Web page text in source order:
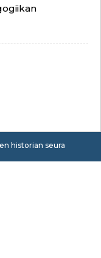
historian seura